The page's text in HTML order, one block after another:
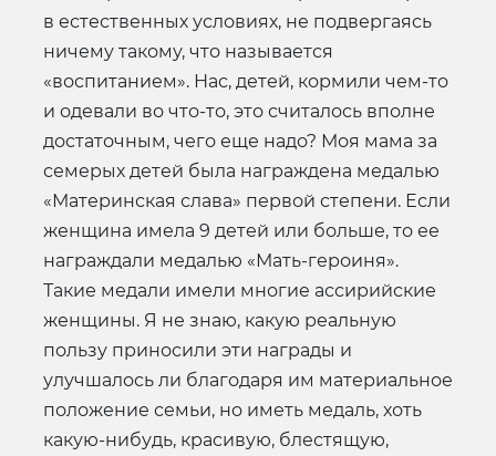
в естественных условиях, не подвергаясь
ничему такому, что называется
«воспитанием». Нас, детей, кормили чем-то
и одевали во что-то, это считалось вполне
достаточным, чего еще надо? Моя мама за
семерых детей была награждена медалью
«Материнская слава» первой степени. Если
женщина имела 9 детей или больше, то ее
награждали медалью «Мать-героиня».
Такие медали имели многие ассирийские
женщины. Я не знаю, какую реальную
пользу приносили эти награды и
улучшалось ли благодаря им материальное
положение семьи, но иметь медаль, хоть
какую-нибудь, красивую, блестящую,